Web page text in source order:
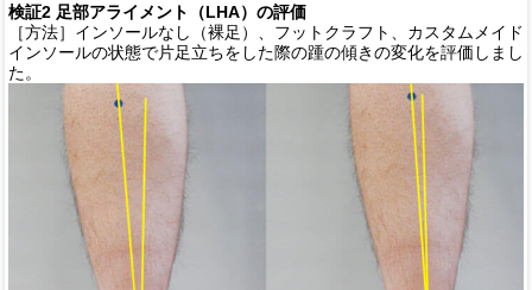
検証2 足部アライメント（LHA）の評価
［方法］インソールなし（裸足）、フットクラフト、カスタムメイド
インソールの状態で片足立ちをした際の踵の傾きの変化を評価しまし
た。